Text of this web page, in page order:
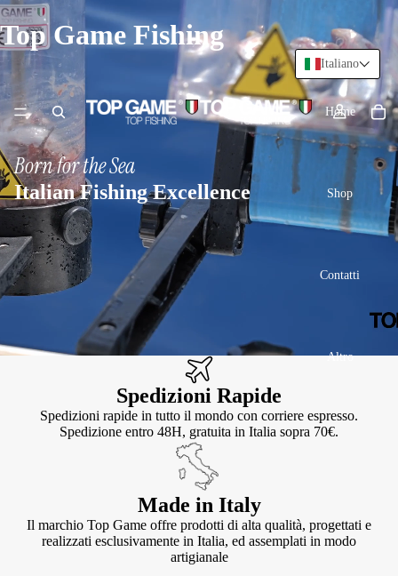
Top Game Fishing
Home
Shop
Contatti
Altro
Born for the Sea
Italian Fishing Excellence
Spedizioni Rapide
Spedizioni rapide in tutto il mondo con corriere espresso.
Spedizione entro 48H, gratuita in Italia sopra 70€.
Made in Italy
Il marchio Top Game offre prodotti di alta qualità, progettati e
realizzati esclusivamente in Italia, ed assemplati in modo
artigianale
Italiano